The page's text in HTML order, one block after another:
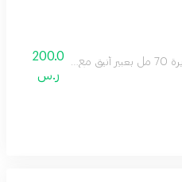
راقية وطويلة الأمد
200.0
ر.س